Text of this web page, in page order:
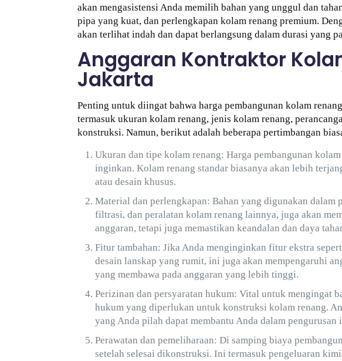
akan mengasistensi Anda memilih bahan yang unggul dan
pipa yang kuat, dan perlengkapan kolam renang premium.
akan terlihat indah dan dapat berlangsung dalam durasi yang
Anggaran Kontraktor
Jakarta
Penting untuk diingat bahwa harga pembangunan kolam
termasuk ukuran kolam renang, jenis kolam renang,
konstruksi. Namun, berikut adalah beberapa pertimbangan
Ukuran dan tipe kolam renang: Harga pembangunan
inginkan. Kolam renang standar biasanya akan lebih
atau desain khusus.
Material dan perlengkapan: Bahan yang digunakan dalam
filtrasi, dan peralatan kolam renang lainnya, juga akan
anggaran, tetapi juga memastikan keandalan dan daya
Fitur tambahan: Jika Anda menginginkan fitur ekstra
desain lanskap yang rumit, ini juga akan mempengaruhi
yang membawa pada anggaran yang lebih tinggi.
Perizinan dan persyaratan hukum: Vital untuk mengingat
hukum yang diperlukan untuk konstruksi kolam renang.
yang Anda pilah dapat membantu Anda dalam
Perawatan dan pemeliharaan: Di samping biaya
setelah selesai dikonstruksi. Ini termasuk pengeluaran